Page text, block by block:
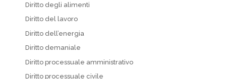
Diritto degli alimenti
Diritto del lavoro
Diritto dell’energia
Diritto demaniale
Diritto processuale amministrativo
Diritto processuale civile